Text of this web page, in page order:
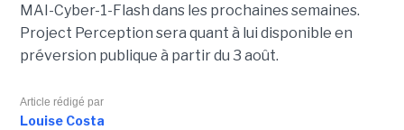
MAI-Cyber-1-Flash dans les prochaines semaines.
Project Perception sera quant à lui disponible en
préversion publique à partir du 3 août.
Article rédigé par
Louise Costa